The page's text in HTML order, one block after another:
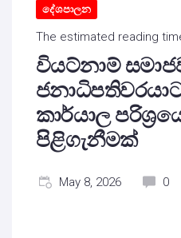
දේශපාලන
The estimated reading
වියට්නාම්
කාර්යාල
පිළිගැනීමක්
May 8, 2026 0